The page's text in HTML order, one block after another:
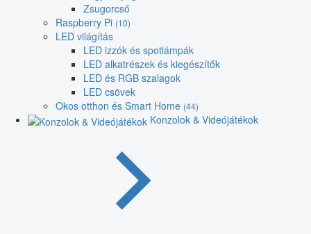
Zsugorcső
Raspberry Pi (10)
LED világítás
LED izzók és spotlámpák
LED alkatrészek és kiegészítők
LED és RGB szalagok
LED csövek
Okos otthon és Smart Home (44)
Konzolok & Videójátékok